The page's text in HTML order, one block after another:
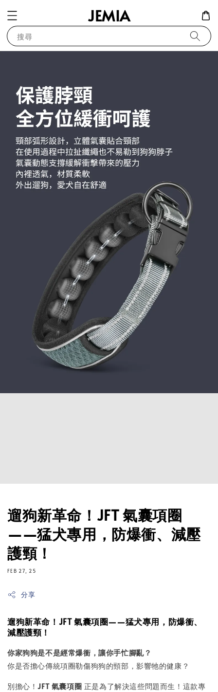
JEMIA
搜尋
遛狗新革命！JFT 氣囊項圈
——猛犬專用，防爆衝、減壓
護頸！
FEB 27, 25
分享
遛狗新革命！JFT 氣囊項圈——猛犬專用，防爆衝、
減壓護頸！
你家狗狗是不是經常爆衝，讓你手忙腳亂？
你是否擔心傳統項圈勒傷狗狗的頸部，影響牠的健康？
別擔心！JFT 氣囊項圈 正是為了解決這些問題而生！這款專